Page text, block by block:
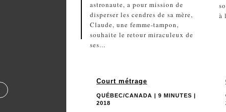
astronaute, a pour mission de
disperser les cendres de sa mère,
Claude, une femme-tampon,
souhaite le retour miraculeux de
ses...
Court métrage
QUÉBEC/CANADA | 9 MINUTES |
2018
à